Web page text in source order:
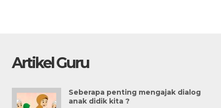
Artikel Guru
Seberapa penting mengajak dialog
anak didik kita ?